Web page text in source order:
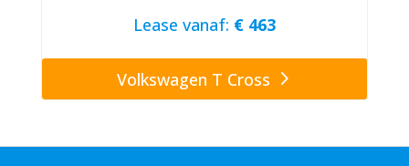
Lease vanaf: € 463
Volkswagen T Cross